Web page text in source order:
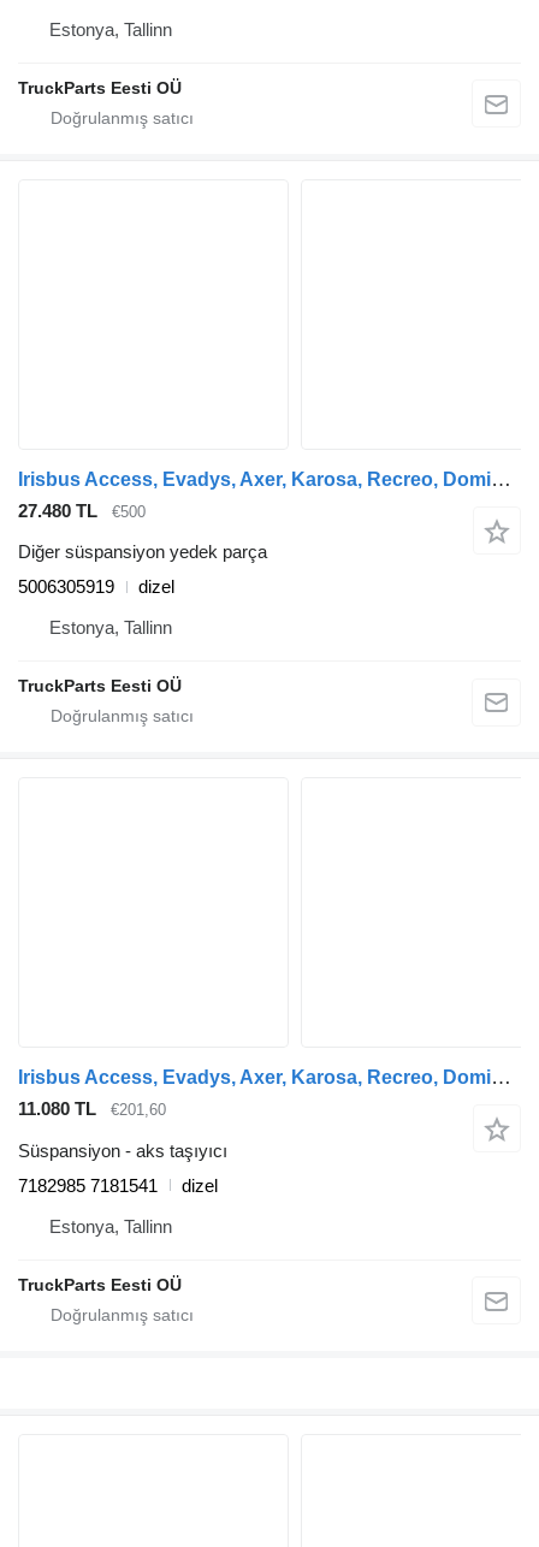
Estonya, Tallinn
TruckParts Eesti OÜ
Irisbus Access, Evadys, Axer, Karosa, Recreo, Domino, Agora, Citelis, Eurorider (1999-) otobüs için Support, tag axle Irisbus EURORIDER (01.01-) 5006305919
27.480 TL €500
Diğer süspansiyon yedek parça
5006305919
dizel
Estonya, Tallinn
TruckParts Eesti OÜ
Irisbus Access, Evadys, Axer, Karosa, Recreo, Domino, Agora, Citelis, Eurorider (1999-) otobüs için Irisbus EURORIDER (01.01-) 7182985 7181541 aks taşıyıcı
11.080 TL €201,60
Süspansiyon - aks taşıyıcı
7182985 7181541
dizel
Estonya, Tallinn
TruckParts Eesti OÜ